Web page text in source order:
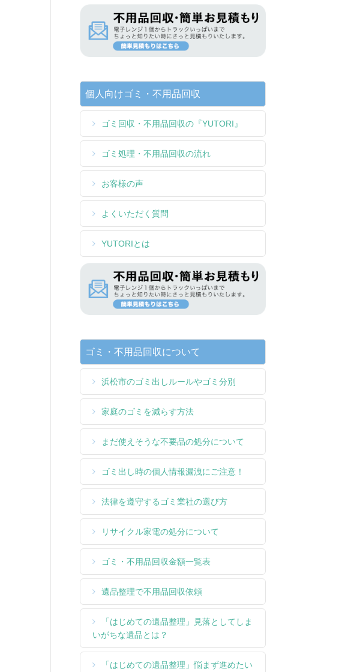
個人向けゴミ・不用品回収
ゴミ回収・不用品回収の『YUTORI』
ゴミ処理・不用品回収の流れ
お客様の声
よくいただく質問
YUTORIとは
ゴミ・不用品回収について
浜松市のゴミ出しルールやゴミ分別
家庭のゴミを減らす方法
まだ使えそうな不要品の処分について
ゴミ出し時の個人情報漏洩にご注意！
法律を遵守するゴミ業社の選び方
リサイクル家電の処分について
ゴミ・不用品回収金額一覧表
遺品整理で不用品回収依頼
「はじめての遺品整理」見落としてしま
いがちな遺品とは？
「はじめての遺品整理」悩まず進めたい